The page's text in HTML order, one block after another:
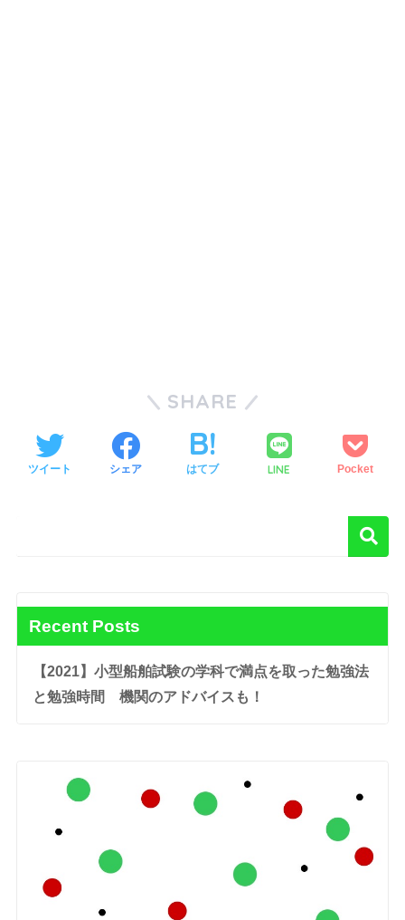
SHARE
ツイート シェア はてブ LINE Pocket
Recent Posts
【2021】小型船舶試験の学科で満点を取った勉強法
と勉強時間 機関のアドバイスも！